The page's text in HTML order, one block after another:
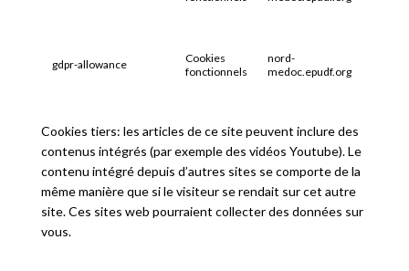
gdpr-allowance
Cookies
fonctionnels
nord-
medoc.epudf.org
Cookies tiers: les articles de ce site peuvent inclure des
contenus intégrés (par exemple des vidéos Youtube). Le
contenu intégré depuis d’autres sites se comporte de la
même manière que si le visiteur se rendait sur cet autre
site. Ces sites web pourraient collecter des données sur
vous.